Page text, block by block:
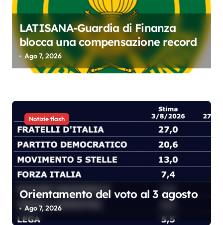
r
t
i
c
i
LATISANA-Guardia di Finanza
blocca una compensazione record
Ago 7, 2026
Notizie flash
Orientamento del voto al 3 agosto
Ago 7, 2026